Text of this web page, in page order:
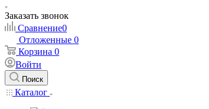
Заказать звонок
Сравнение0
Отложенные 0
Корзина 0
Войти
Поиск
Каталог